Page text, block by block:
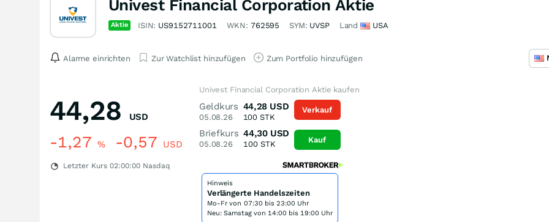
Univest Financial Corporation Aktie
Aktie ISIN: US9152711001 WKN: 762595 SYM: UVSP Land USA
Alarme einrichten Zur Watchlist hinzufügen Zum Portfolio hinzufügen
44,28 USD
-1,27 % -0,57 USD
Letzter Kurs 02:00:00 Nasdaq
Univest Financial Corporation Aktie kaufen
Geldkurs
05.08.26
44,28 USD
100 STK
Briefkurs
05.08.26
44,30 USD
100STK
Verkauf
Kauf
Hinweis
Verlängerte Handelszeiten
Mo-Fr von 07:30 bis 23:00 Uhr
Neu: Samstag von 14:00 bis 19:00 Uhr